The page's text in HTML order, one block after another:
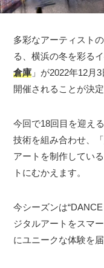
多彩なアーティスト
る、横浜の冬を彩る
倉庫 」が2022年12月
開催されることが決定
今回で18回目を迎え
技術を組み合わせ、
アートを制作してい
トにむかえます。
今シーズンは
ジタルアートをスマ
にユニークな体験を届